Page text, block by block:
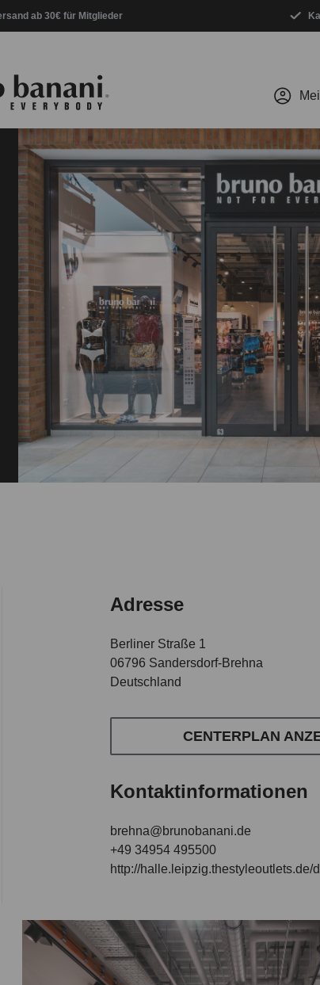
ab 30€ für Mitglieder
Adresse
Berliner Straße 1
06796 Sandersdorf-Brehna
Deutschland
CENTERPLAN
Kontaktinformationen
brehna@brunobanani.de
+49 34954 495500
http://halle.leipzig.thestyleoutlets.de/